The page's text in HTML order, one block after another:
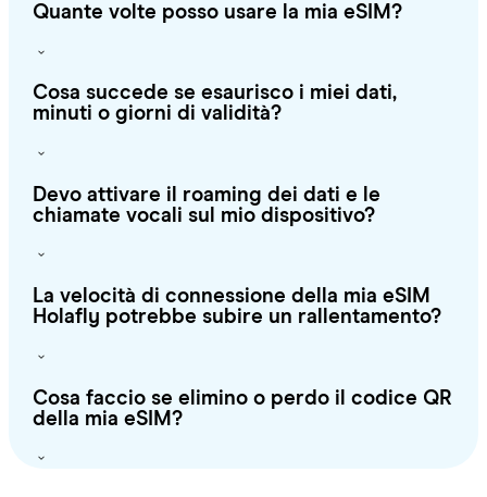
Quante volte posso usare la mia eSIM?
Cosa succede se esaurisco i miei dati,
minuti o giorni di validità?
Devo attivare il roaming dei dati e le
chiamate vocali sul mio dispositivo?
La velocità di connessione della mia eSIM
Holafly potrebbe subire un rallentamento?
Cosa faccio se elimino o perdo il codice QR
della mia eSIM?